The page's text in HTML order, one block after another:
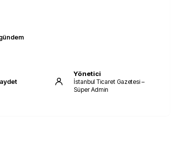
Yönetici
İstanbul Ticaret Gazetesi –
Süper Admin